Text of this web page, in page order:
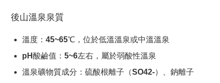
後山溫泉泉質
溫度：45~65℃，位於低溫溫泉或中溫溫泉
pH酸鹼值：5~6左右，屬於弱酸性溫泉
溫泉礦物質成分：硫酸根離子（SO42-）、鈉離子